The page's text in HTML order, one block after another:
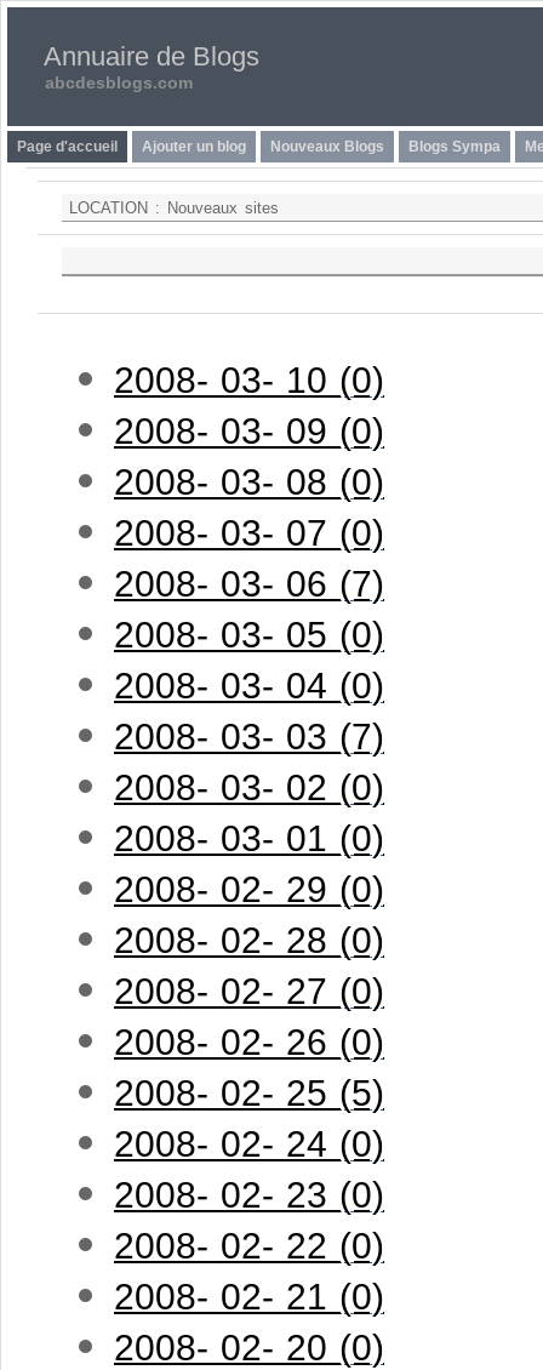
Annuaire de Blogs
abcdesblogs.com
Page d'accueil Ajouter un blog Nouveaux Blogs Blogs Sympa
LOCATION : Nouveaux sites
2008- 03- 10 (0)
2008- 03- 09 (0)
2008- 03- 08 (0)
2008- 03- 07 (0)
2008- 03- 06 (7)
2008- 03- 05 (0)
2008- 03- 04 (0)
2008- 03- 03 (7)
2008- 03- 02 (0)
2008- 03- 01 (0)
2008- 02- 29 (0)
2008- 02- 28 (0)
2008- 02- 27 (0)
2008- 02- 26 (0)
2008- 02- 25 (5)
2008- 02- 24 (0)
2008- 02- 23 (0)
2008- 02- 22 (0)
2008- 02- 21 (0)
2008- 02- 20 (0)